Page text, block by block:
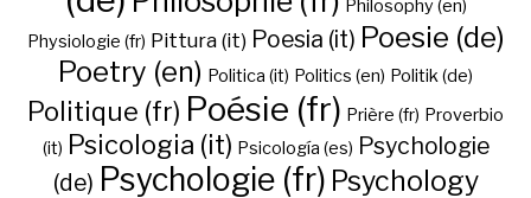
Philosophy (en)
Physiologie (fr) Pittura (it) Poesia (it) Poesie (de)
Poetry (en) Politica (it) Politics (en) Politik (de)
Politique (fr) Poésie (fr) Prière (fr) Proverbio
(it) Psicologia (it) Psicología (es) Psychologie
(de) Psychologie (fr) Psychology